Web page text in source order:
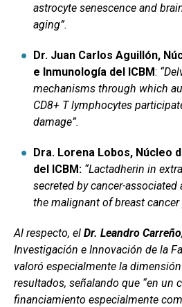
astrocyte senescence and
aging”.
Dr. Juan Carlos Aguillón,
e Inmunología del ICBM:
mechanisms through which
CD8+ T lymphocytes
damage”.
Dra. Lorena Lobos, Núcleo
del ICBM: “Lactadherin in
secreted by cancer-
the malignant of breast
Al respecto, el Dr. Leandro Carreño
Investigación e Innovación de la
valoró especialmente la
resultados, señalando que “en un
financiamiento especialmente